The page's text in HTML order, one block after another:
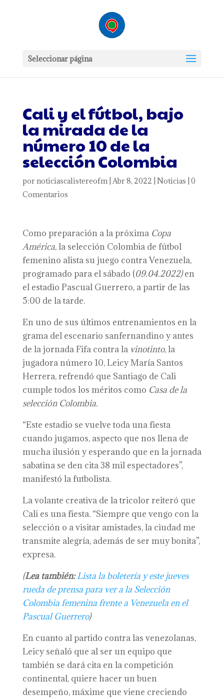
Seleccionar página
Cali y el fútbol, bajo
la mirada de la
número 10 de la
selección Colombia
por noticiascalistereofm| Abr 8, 2022 Noticias 0
Comentarios
Como preparación a la próxima Copa
América, la selección Colombia de fútbol
femenino alista su juego contra Venezuela,
programado para el sábado (09.04.2022)en
el estadio Pascual Guerrero, a partir de las
5:00 de la tarde.
En uno de sus últimos entrenamientos en la
grama del escenario sanfernandino y antes
de la jornada Fifa contra la vinotinto, la
jugadora número 10, Leicy María Santos
Herrera, refrendó que Santiago de Cali
cumple todos los méritos como Casa de la
selección Colombia.
“Este estadio se vuelve toda una fiesta
cuando jugamos, aspecto que nos llena de
mucha ilusión y esperando que en la jornada
sabatina se den cita 38 mil espectadores”,
manifestó la futbolista.
La volante creativa de la tricolor reiteró que
Cali es una fiesta. “Siempre que vengo con la
selección o a visitar amistades, la ciudad me
transmite alegría, además de ser muy bonita”,
expresa.
(Lea también: Lista la boletería y este jueves
rueda de prensa para ver a la Selección
Colombia femenina frente a Venezuela en el
Pascual Guerrero)
En cuanto al partido contra las venezolanas,
Leicy señaló que al ser un equipo que
también se dará cita en la competición
continental, quiere hacer un buen
desempeño, máxime que viene creciendo